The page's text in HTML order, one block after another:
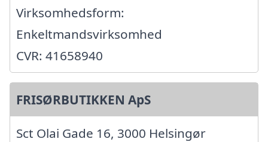
Virksomhedsform:
Enkeltmandsvirksomhed
CVR: 41658940
FRISØRBUTIKKEN ApS
Sct Olai Gade 16, 3000 Helsingør